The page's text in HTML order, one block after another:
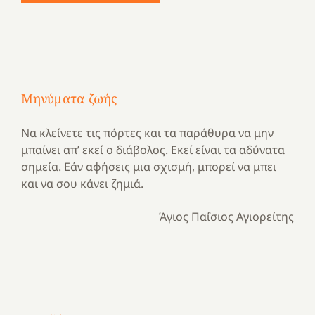
Μηνύματα ζωής
Να κλείνετε τις πόρτες και τα παράθυρα να μην
μπαίνει απ’ εκεί ο διάβολος. Εκεί είναι τα αδύνατα
σημεία. Εάν αφήσεις μια σχισμή, μπορεί να μπει
και να σου κάνει ζημιά.
Άγιος Παΐσιος Αγιορείτης